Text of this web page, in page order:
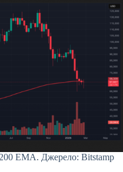
EMA. Джерело: Bitstamp